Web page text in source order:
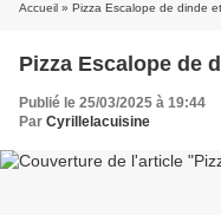
Accueil » Pizza Escalope de dinde
Pizza Escalope de
Publié le 25/03/2025 à 19:44
Par Cyrillelacuisine